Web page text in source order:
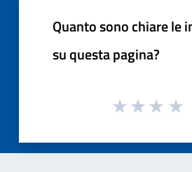
Quanto sono chiare le
su questa pagina?